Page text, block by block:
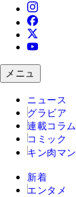
メニュ
ニュース
グラビア
連載コラム
コミック
キン肉マン
新着
エンタメ